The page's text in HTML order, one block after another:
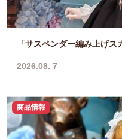
「サスペンダー編み上げ
2026.08. 7
商品情報